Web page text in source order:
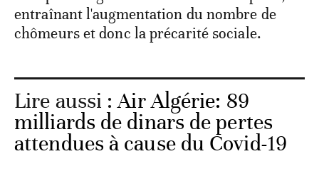
entraînant l'augmentation du nombre de
chômeurs et donc la précarité sociale.
Lire aussi :Air Algérie: 89
milliards de dinars de pertes
attendues à cause du Covid-19